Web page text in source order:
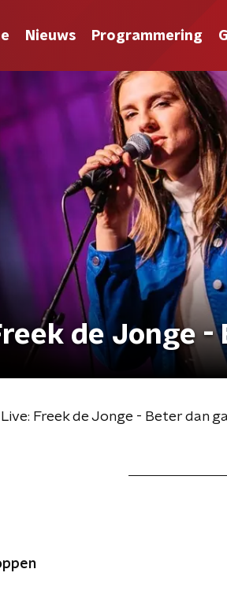
Nieuws Programmering
de Jonge
Live: Freek de Jonge - Beter dan